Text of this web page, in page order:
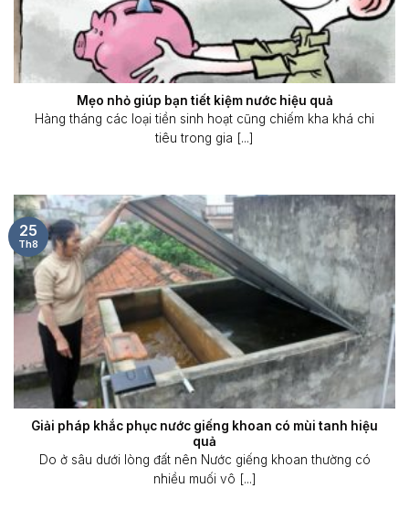
Mẹo nhỏ giúp bạn tiết kiệm nước hiệu quả
Hàng tháng các loại tiền sinh hoạt cũng chiếm kha khá chi
tiêu trong gia [...]
Giải pháp khắc phục nước giếng khoan có mùi tanh hiệu
quả
Do ở sâu dưới lòng đất nên Nước giếng khoan thường có
nhiều muối vô [...]
25
Th8